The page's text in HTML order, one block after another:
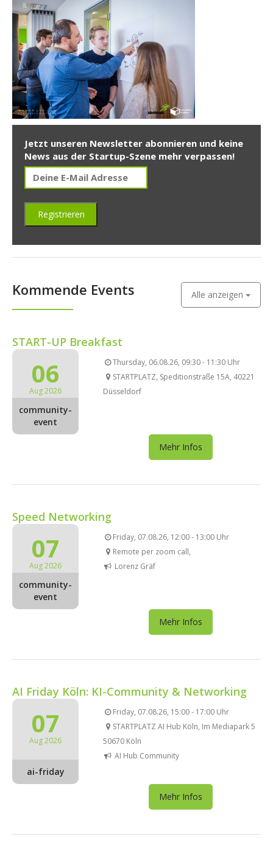
Jetzt unseren Newsletter abonnieren und keine
News aus der Startup-Szene mehr verpassen!
Kommende Events Alle anzeigen
START-UP Breakfast
06
Aug 2026
community-
event
Thursday, 06.08.26, 09:30 - 11:30 Uhr
STARTPLATZ, Speditionstraße 15A, 40221
Düsseldorf
Mehr Infos
Speed Networking
07
Aug 2026
community-
event
Friday, 07.08.26, 12:00 - 13:00 Uhr
Remote per zoom call,
Lorenz Gräf
Mehr Infos
AI Friday Köln: KI-Community & Networking
07
Aug 2026
ai-friday
Friday, 07.08.26, 15:00 - 17:00 Uhr
STARTPLATZ AI Hub Köln, Im Mediapark 5
50670 Köln
AI Hub Community
Mehr Infos